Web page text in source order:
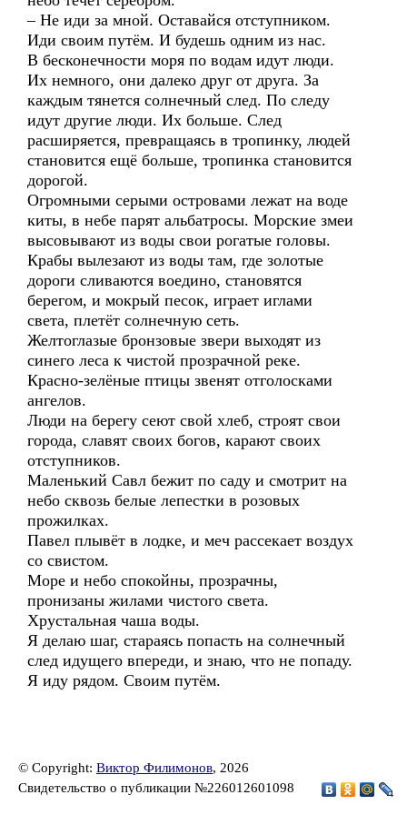
– Не иди за мной. Оставайся отступником.
Иди своим путём. И будешь одним из нас.
В бесконечности моря по водам идут люди.
Их немного, они далеко друг от друга. За
каждым тянется солнечный след. По следу
идут другие люди. Их больше. След
расширяется, превращаясь в тропинку, людей
становится ещё больше, тропинка становится
дорогой.
Огромными серыми островами лежат на воде
киты, в небе парят альбатросы. Морские змеи
высовывают из воды свои рогатые головы.
Крабы вылезают из воды там, где золотые
дороги сливаются воедино, становятся
берегом, и мокрый песок, играет иглами
света, плетёт солнечную сеть.
Желтоглазые бронзовые звери выходят из
синего леса к чистой прозрачной реке.
Красно-зелёные птицы звенят отголосками
ангелов.
Люди на берегу сеют свой хлеб, строят свои
города, славят своих богов, карают своих
отступников.
Маленький Савл бежит по саду и смотрит на
небо сквозь белые лепестки в розовых
прожилках.
Павел плывёт в лодке, и меч рассекает воздух
со свистом.
Море и небо спокойны, прозрачны,
пронизаны жилами чистого света.
Хрустальная чаша воды.
Я делаю шаг, стараясь попасть на солнечный
след идущего впереди, и знаю, что не попаду.
Я иду рядом. Своим путём.
© Copyright: Виктор Филимонов, 2026
Свидетельство о публикации №226012601098